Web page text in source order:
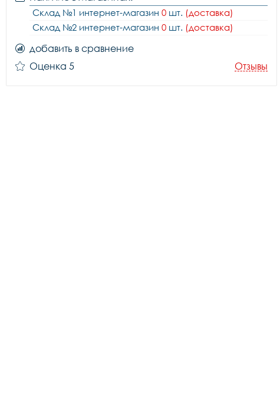
Склад №1 интернет-магазин 0 шт. (доставка)
Склад №2 интернет-магазин 0 шт. (доставка)
добавить в сравнение
Оценка 5
Отзывы